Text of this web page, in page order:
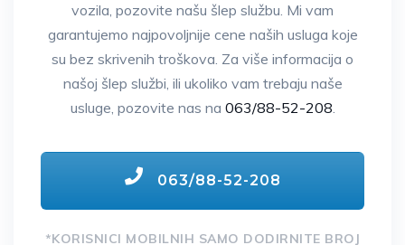
vozila, pozovite našu šlep službu. Mi vam
garantujemo najpovoljnije cene naših usluga koje
su bez skrivenih troškova. Za više informacija o
našoj šlep službi, ili ukoliko vam trebaju naše
usluge, pozovite nas na 063/88-52-208.
063/88-52-208
*KORISNICI MOBILNIH SAMO DODIRNITE BROJ